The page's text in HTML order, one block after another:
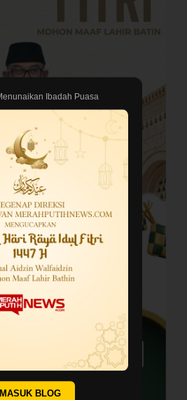
Ibadah Puasa
MASUK BLOG